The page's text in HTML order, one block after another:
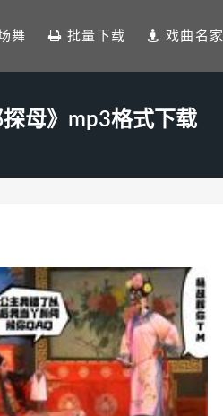
舞 批量下载 戏曲名家
母》mp3格式下载